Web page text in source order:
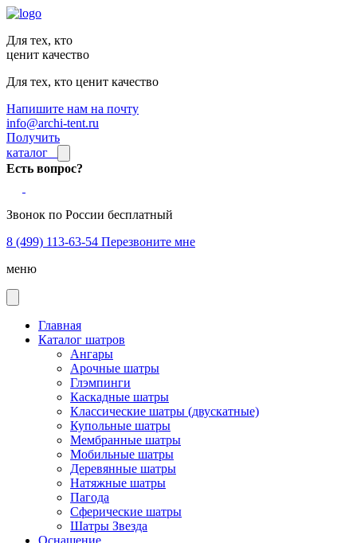
Для тех, кто
ценит качество
Для тех, кто ценит качество
Напишите нам на почту
info@archi-tent.ru
Получить
каталог
Есть вопрос?
Звонок по России бесплатный
8 (499) 113-63-54 Перезвоните мне
меню
Главная
Каталог шатров
Ангары
Арочные шатры
Глэмпинги
Каскадные шатры
Классические шатры (двускатные)
Купольные шатры
Мембранные шатры
Мобильные шатры
Деревянные шатры
Натяжные шатры
Пагода
Сферические шатры
Шатры Звезда
Оснащение